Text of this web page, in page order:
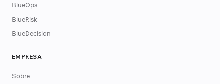
BlueOps
BlueRisk
BlueDecision
EMPRESA
Sobre